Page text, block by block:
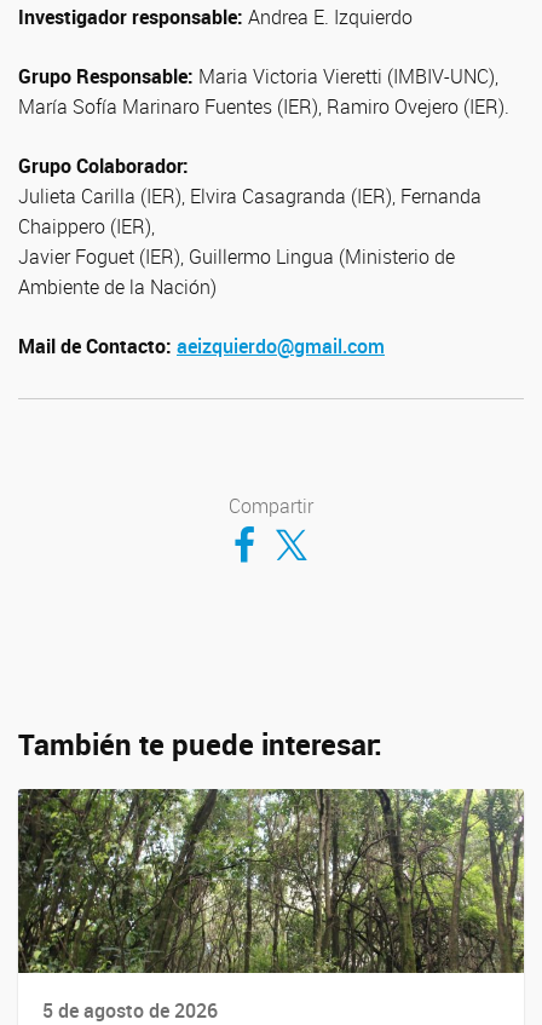
Investigador responsable: Andrea E. Izquierdo
Grupo Responsable: Maria Victoria Vieretti (IMBIV-UNC),
María Sofía Marinaro Fuentes (IER), Ramiro Ovejero (IER).
Grupo Colaborador:
Julieta Carilla (IER), Elvira Casagranda (IER), Fernanda
Chaippero (IER),
Javier Foguet (IER), Guillermo Lingua (Ministerio de
Ambiente de la Nación)
Mail de Contacto: aeizquierdo@gmail.com
Compartir
Compartir en Facebook
Compartir en Twitter
También te puede interesar:
5 de agosto de 2026